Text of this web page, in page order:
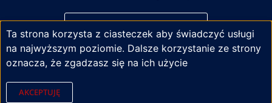
NAPISZ DO NAS
Ta strona korzysta z ciasteczek aby świadczyć usługi
na najwyższym poziomie. Dalsze korzystanie ze strony
oznacza, że zgadzasz się na ich użycie
AKCEPTUJĘ